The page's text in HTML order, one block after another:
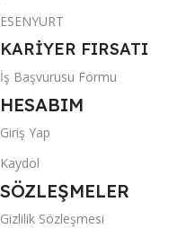
ESENYURT
KARİYER FIRSATI
İş Başvurusu Formu
HESABIM
Giriş Yap
Kaydol
SÖZLEŞMELER
Gizlilik Sözleşmesi